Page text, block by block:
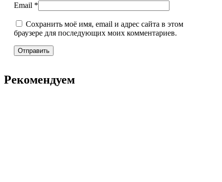
Email *
Сохранить моё имя, email и адрес сайта в этом
браузере для последующих моих комментариев.
Рекомендуем